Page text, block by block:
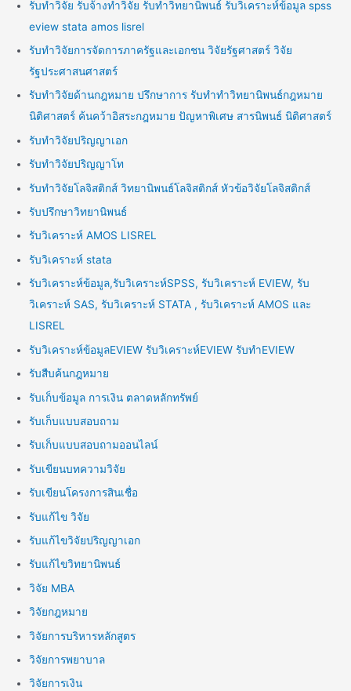
รับทำวิจัย รับจ้างทำวิจัย รับทำวิทยานิพนธ์ รับวิเคราะห์ข้อมูล spss
eview stata amos lisrel
รับทำวิจัยการจัดการภาครัฐและเอกชน วิจัยรัฐศาสตร์ วิจัย
รัฐประศาสนศาสตร์
รับทำวิจัยด้านกฎหมาย ปรึกษาการ รับทำทำวิทยานิพนธ์กฎหมาย
นิติศาสตร์ ค้นคว้าอิสระกฎหมาย ปัญหาพิเศษ สารนิพนธ์ นิติศาสตร์
รับทำวิจัยปริญญาเอก
รับทำวิจัยปริญญาโท
รับทำวิจัยโลจิสติกส์ วิทยานิพนธ์โลจิสติกส์ หัวข้อวิจัยโลจิสติกส์
รับปรึกษาวิทยานิพนธ์
รับวิเคราะห์ AMOS LISREL
รับวิเคราะห์ stata
รับวิเคราะห์ข้อมูล,รับวิเคราะห์SPSS, รับวิเคราะห์ EVIEW, รับ
วิเคราะห์ SAS, รับวิเคราะห์ STATA , รับวิเคราะห์ AMOS และ
LISREL
รับวิเคราะห์ข้อมูลEVIEW รับวิเคราะห์EVIEW รับทำEVIEW
รับสืบค้นกฎหมาย
รับเก็บข้อมูล การเงิน ตลาดหลักทรัพย์
รับเก็บแบบสอบถาม
รับเก็บแบบสอบถามออนไลน์
รับเขียนบทความวิจัย
รับเขียนโครงการสินเชื่อ
รับแก้ไข วิจัย
รับแก้ไขวิจัยปริญญาเอก
รับแก้ไขวิทยานิพนธ์
วิจัย MBA
วิจัยกฎหมาย
วิจัยการบริหารหลักสูตร
วิจัยการพยาบาล
วิจัยการเงิน